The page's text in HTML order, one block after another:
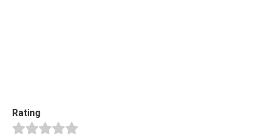
Rating